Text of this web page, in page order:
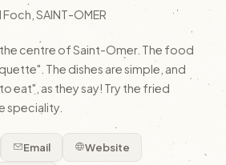
SAINT-OMER
the centre of Saint-Omer. The food
The dishes are simple, and
eat", as they say! Try the fried
speciality.
Email Website